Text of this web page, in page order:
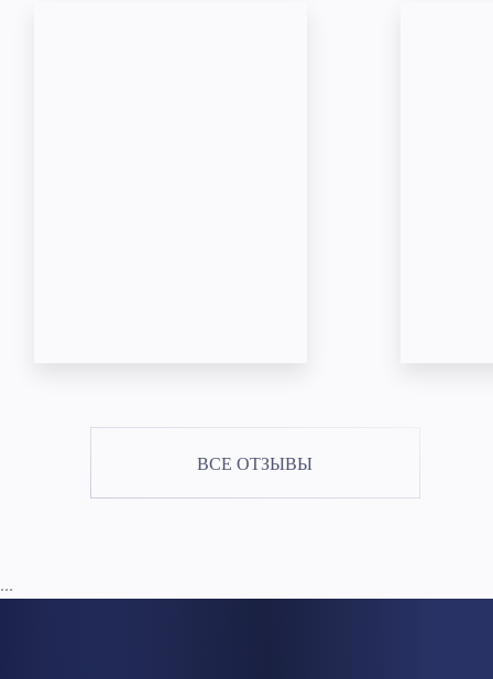
ВСЕ ОТЗЫВЫ
...